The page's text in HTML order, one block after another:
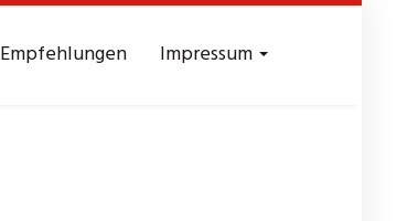
Empfehlungen Impressum